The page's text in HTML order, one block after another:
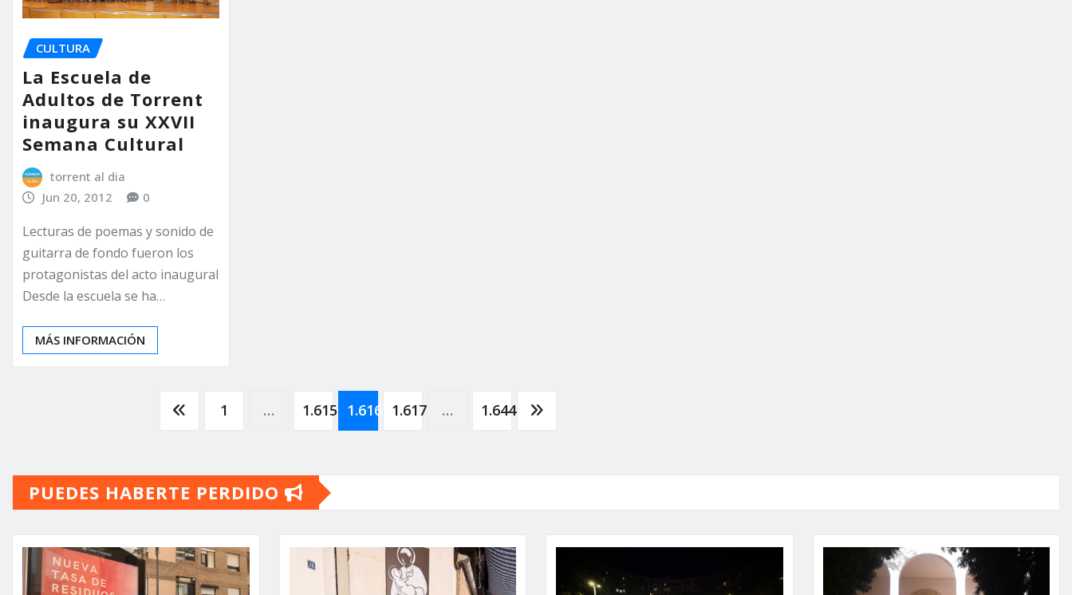
CULTURA
La Escuela de
Adultos de Torrent
inaugura su XXVII
Semana Cultural
torrent al dia
Jun 20, 2012
0
Lecturas de poemas y sonido de
guitarra de fondo fueron los
protagonistas del acto inaugural
Desde la escuela se ha…
MÁS INFORMACIÓN
Paginación
entradas
1 … 1.615 1.616 1.617 … 1.644
PUEDES HABERTE PERDIDO